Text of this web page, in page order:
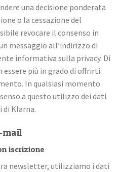
una decisione ponderata
o la cessazione del
revocare il consenso in
messaggio all’indirizzo di
informativa sulla privacy. Di
più in grado di offrirti
In qualsiasi momento
a questo utilizzo dei dati
di Klarna.
mail
iscrizione
newsletter, utilizziamo i dati